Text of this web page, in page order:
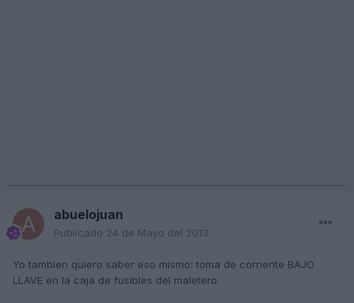
abuelojuan
Publicado 24 de Mayo del 2013
Yo tambien quiero saber eso mismo: toma de corriente BAJO
LLAVE en la caja de fusibles del maletero